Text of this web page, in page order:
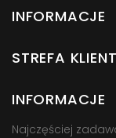
INFORMACJE
STREFA
INFORMACJE
Najczęściej